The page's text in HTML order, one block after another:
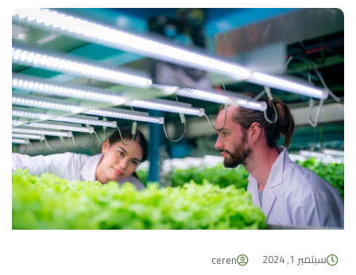
سبتمبر 1, 2024 ceren